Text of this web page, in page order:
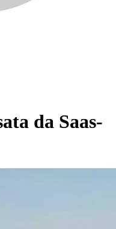
da Saas-